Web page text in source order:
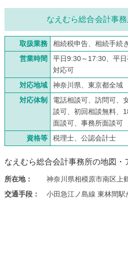
なえむら総合会計事
取扱業務
相続税申告、相続手続き
営業時間
平日9:30～17:30、平
対応可
対応地域
神奈川県、東京都全域
対応体制
電話相談可、訪問可、
談可、初回相談無料、
面談可、事務所面談可
資格等
税理士、公認会計士
なえむら総合会計事務所の地図・
所在地：
神奈川県相模原市南区上
交通手段：
小田急江ノ島線 東林間駅